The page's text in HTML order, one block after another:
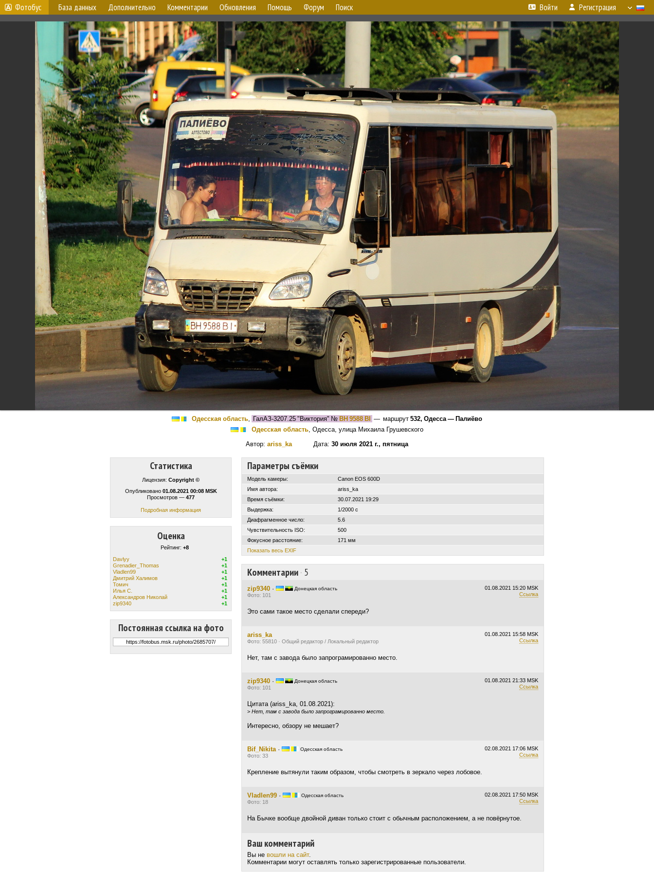
Фотобус База данных Дополнительно Комментарии Обновления Помощь Форум Поиск Войти Регистрация
Одесская область, ГалАЗ-3207.25 "Виктория" № BH 9588 BI — маршрут 532, Одесса — Палиёво
Одесская область, Одесса, улица Михаила Грушевского
Автор: ariss_kaДата: 30 июля 2021 г., пятница
Статистика
Лицензия: Copyright ©
Опубликовано 01.08.2021 00:08 MSK
Просмотров — 477
Подробная информация
Оценка
Рейтинг: +8
Davlyy
+1
Grenadier_Thomas
+1
Vladlen99
+1
Дмитрий Халимов
+1
Томич
+1
Илья С.
+1
Александров Николай
+1
zip9340
+1
Постоянная ссылка на фото
Параметры съёмки
Модель камеры:
Canon EOS 600D
Имя автора:
ariss_ka
Время съёмки:
30.07.2021 19:29
Выдержка:
1/2000 с
Диафрагменное число:
5.6
Чувствительность ISO:
500
Фокусное расстояние:
171 мм
Показать весь EXIF
Комментарии· 5
01.08.2021 15:20 MSK
Ссылка
zip9340 · Донецкая область
Фото: 101
Это сами такое место сделали спереди?
01.08.2021 15:58 MSK
Ссылка
ariss_ka
Фото: 55810 · Общий редактор / Локальный редактор
Нет, там с завода было запрограмированно место.
01.08.2021 21:33 MSK
Ссылка
zip9340 · Донецкая область
Фото: 101
Цитата (ariss_ka, 01.08.2021):
> Нет, там с завода было запрограмированно место.
Интересно, обзору не мешает?
02.08.2021 17:06 MSK
Ссылка
Bif_Nikita· Одесская область
Фото: 33
Крепление вытянули таким образом, чтобы смотреть в зеркало через лобовое.
02.08.2021 17:50 MSK
Ссылка
Vladlen99 · Одесская область
Фото: 18
На Бычке вообще двойной диван только стоит с обычным расположением, а не повёрнутое.
Ваш комментарий
Вы не вошли на сайт.
Комментарии могут оставлять только зарегистрированные пользователи.